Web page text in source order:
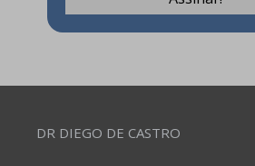
DR DIEGO DE CASTRO